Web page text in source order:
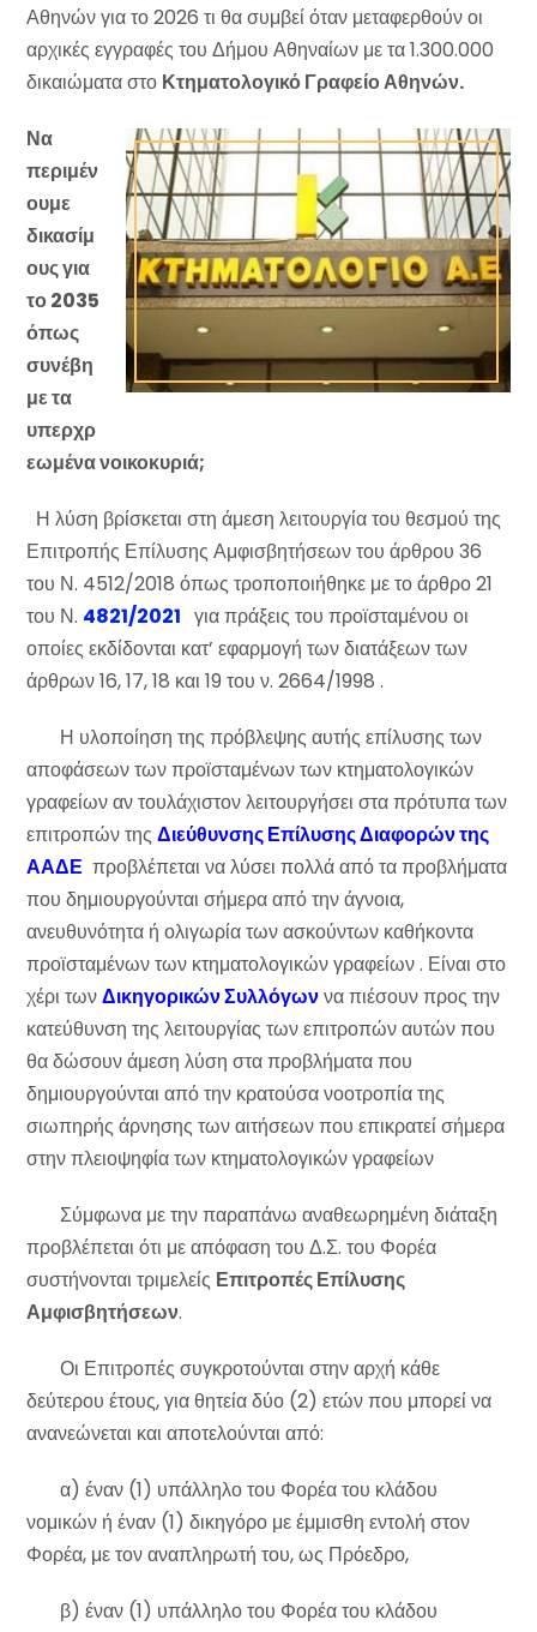
Αθηνών για το 2026 τι θα συμβεί όταν μεταφερθούν οι
αρχικές εγγραφές του Δήμου Αθηναίων με τα 1.300.000
δικαιώματα στο Κτηματολογικό Γραφείο Αθηνών.
Να
περιμέν
ουμε
δικασίμ
ους για
το 2035
όπως
συνέβη
με τα
υπερχρ
εωμένα νοικοκυριά;
Η λύση βρίσκεται στη άμεση λειτουργία του θεσμού της
Επιτροπής Επίλυσης Αμφισβητήσεων του άρθρου 36
του Ν. 4512/2018 όπως τροποποιήθηκε με το άρθρο 21
του Ν. 4821/2021 για πράξεις του προϊσταμένου οι
οποίες εκδίδονται κατ’ εφαρμογή των διατάξεων των
άρθρων 16, 17, 18 και 19 του ν. 2664/1998 .
Η υλοποίηση της πρόβλεψης αυτής επίλυσης των
αποφάσεων των προϊσταμένων των κτηματολογικών
γραφείων αν τουλάχιστον λειτουργήσει στα πρότυπα των
επιτροπών της Διεύθυνσης Επίλυσης Διαφορών της
ΑΑΔΕ προβλέπεται να λύσει πολλά από τα προβλήματα
που δημιουργούνται σήμερα από την άγνοια,
ανευθυνότητα ή ολιγωρία των ασκούντων καθήκοντα
προϊσταμένων των κτηματολογικών γραφείων . Είναι στο
χέρι τωνΔικηγορικών Συλλόγωννα πιέσουν προς την
κατεύθυνση της λειτουργίας των επιτροπών αυτών που
θα δώσουν άμεση λύση στα προβλήματα που
δημιουργούνται από την κρατούσα νοοτροπία της
σιωπηρής άρνησης των αιτήσεων που επικρατεί σήμερα
στην πλειοψηφία των κτηματολογικών γραφείων
Σύμφωνα με την παραπάνω αναθεωρημένη διάταξη
προβλέπεται ότι με απόφαση του Δ.Σ. του Φορέα
συστήνονται τριμελείς Επιτροπές Επίλυσης
Αμφισβητήσεων.
Οι Επιτροπές συγκροτούνται στην αρχή κάθε
δεύτερου έτους, για θητεία δύο (2) ετών που μπορεί να
ανανεώνεται και αποτελούνται από:
α) έναν (1) υπάλληλο του Φορέα του κλάδου
νομικών ή έναν (1) δικηγόρο με έμμισθη εντολή στον
Φορέα, με τον αναπληρωτή του, ως Πρόεδρο,
β) έναν (1) υπάλληλο του Φορέα του κλάδου